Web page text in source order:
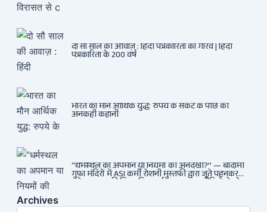
दो सौ साल की आवाज़ : हिंदी पत्रकारिता का गौरव | हिंदी
पत्रकारिता के 200 वर्ष
भारत का मौन आर्थिक युद्ध: रुपये के संकट के पीछे की
अनकही कहानी
“धर्मस्थल का अपमान या नियमों की अनदेखी?” — बादामी
गुफा मंदिरों में ASI कर्मी रोशनी मुस्तफी द्वारा जूते पहनकर
प्रवेश पर भड़की हिंदू महिला पर्यटक: वायरल वीडियो से उठे
Archives
Archives